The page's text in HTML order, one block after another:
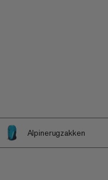
Alpinerugzakken